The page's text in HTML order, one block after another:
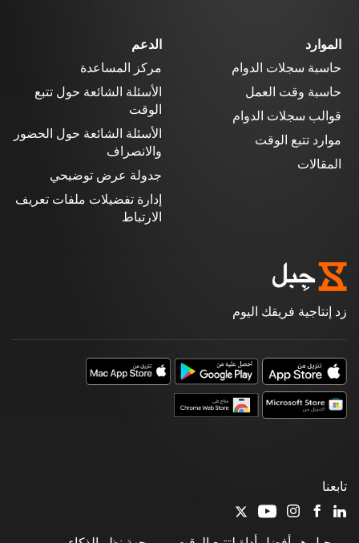
الموارد
حاسبة سجلات الدوام
حاسبة وقت العمل
قوالب سجلات الدوام
موارد تتبع الوقت
المقالات
الدعم
مركز المساعدة
الأسئلة الشائعة حول تتبع
الوقت
الأسئلة الشائعة حول الحضور
والانصراف
جدولة عرض توضيحي
إدارة تفضيلات ملفات تعريف
الارتباط
زد إنتاجية فريقك اليوم
تابعنا